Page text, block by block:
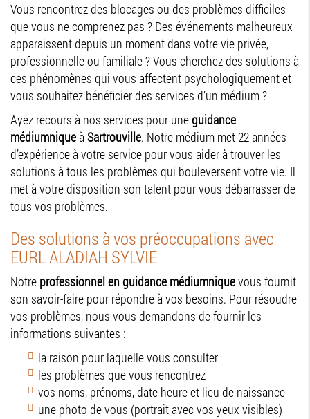
Vous rencontrez des blocages ou des problèmes difficiles
que vous ne comprenez pas ? Des événements malheureux
apparaissent depuis un moment dans votre vie privée,
professionnelle ou familiale ? Vous cherchez des solutions à
ces phénomènes qui vous affectent psychologiquement et
vous souhaitez bénéficier des services d’un médium ?
Ayez recours à nos services pour uneguidance
médiumnique àSartrouville. Notre médium met 22 années
d’expérience à votre service pour vous aider à trouver les
solutions à tous les problèmes qui bouleversent votre vie. Il
met à votre disposition son talent pour vous débarrasser de
tous vos problèmes.
Des solutions à vos préoccupations avec
EURL ALADIAH SYLVIE
Notre professionnel en guidance médiumniquevous fournit
son savoir-faire pour répondre à vos besoins. Pour résoudre
vos problèmes, nous vous demandons de fournir les
informations suivantes :
la raison pour laquelle vous consulter
les problèmes que vous rencontrez
vos noms, prénoms, date heure et lieu de naissance
une photo de vous (portrait avec vos yeux visibles)